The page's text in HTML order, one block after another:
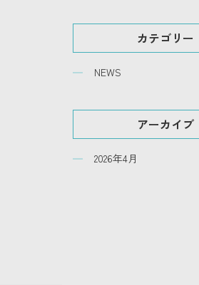
カテゴリー
NEWS
アーカイブ
2026年4月